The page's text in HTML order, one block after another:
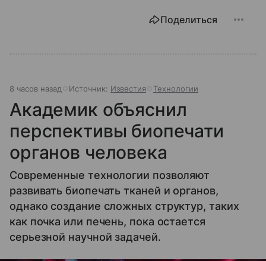
Поделиться
8 часов назад Источник: Известия Технологии
Академик объяснил
перспективы биопечати
органов человека
Современные технологии позволяют
развивать биопечать тканей и органов,
однако создание сложных структур, таких
как почка или печень, пока остается
серьезной научной задачей.